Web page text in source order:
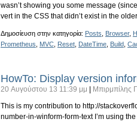
wasn’t showing you some message
vert in the CSS that didn’t exist in the
Δημοσίευση στην κατηγορία: Posts Browser,
Prometheus
MVC Reset DateTime Build
HowTo: Display version
20 Αυγούστου 13 11:39 μμ Μπιρμπίλης
This is my contribution to http://
number-in-winform-form-text I’m using